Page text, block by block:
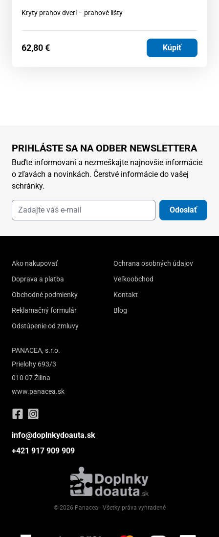
Kryty prahov dverí – prahové lišty
62,80€ Kúpiť
PRIHLÁSTE SA NA ODBER NEWSLETTERA
Buďte informovaní a nezmeškajte najnovšie informácie
o zľavách a novinkách. Čerstvé informácie do vašej
schránky.
Odoslať
Ako nakupovať
Doprava a platba
Obchodné podmienky
Reklamačný formulár
Odstúpenie od zmluvy
Ochrana osobných údajov
Veľkoobchod
Kontakt
Blog
PANACEA, s.r.o.
Prielohy 693/3
010 07 Žilina
www.panacea.sk
info@doplnkydoauta.sk
+421 917 909 909
© 2026 Panacea - Všetky práva vyhradené